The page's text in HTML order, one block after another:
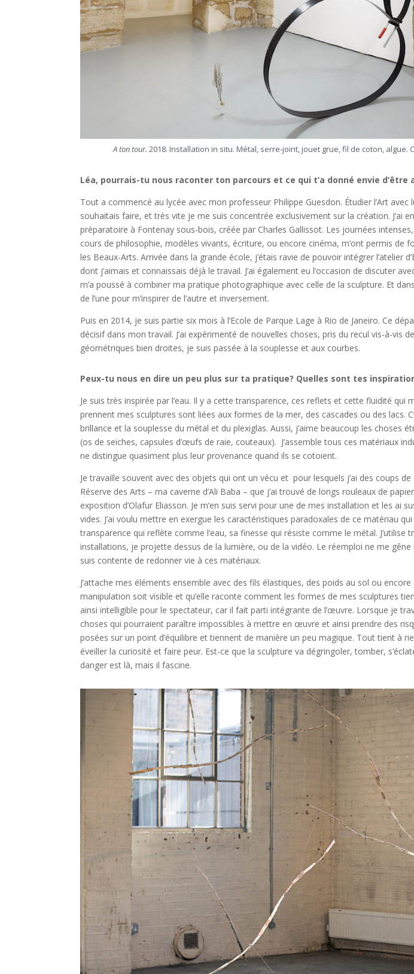
A ton tour. 2018. Installation in situ. Métal, serre-joint, jouet grue, fil de coton, algue.
Léa, pourrais-tu nous raconter ton parcours et ce qui t’a donné envie d’être
Tout a commencé au lycée avec mon professeur Philippe Guesdon. Étudier l’Art avec
souhaitais faire, et très vite je me suis concentrée exclusivement sur la création. J’ai
préparatoire à Fontenay sous-bois, créée par Charles Gallissot. Les journées
cours de philosophie, modèles vivants, écriture, ou encore cinéma, m’ont permis de
les Beaux-Arts. Arrivée dans la grande école, j’étais ravie de pouvoir intégrer l’atelier
dont j’aimais et connaissais déjà le travail. J’ai également eu l’occasion de discuter
m’a poussé à combiner ma pratique photographique avec celle de la sculpture. Et
de l’une pour m’inspirer de l’autre et inversement.
Puis en 2014, je suis partie six mois à l’Ecole de Parque Lage à Rio de Janeiro. Ce
décisif dans mon travail. J’ai expérimenté de nouvelles choses, pris du recul vis-à-vis
géométriques bien droites, je suis passée à la souplesse et aux courbes.
Peux-tu nous en dire un peu plus sur ta pratique? Quelles sont tes
Je suis très inspirée par l’eau. Il y a cette transparence, ces reflets et cette fluidité qui
prennent mes sculptures sont liées aux formes de la mer, des cascades ou des lacs.
brillance et la souplesse du métal et du plexiglas. Aussi, j’aime beaucoup les choses
(os de seiches, capsules d’œufs de raie, couteaux). J’assemble tous ces matériaux
ne distingue quasiment plus leur provenance quand ils se cotoient.
Je travaille souvent avec des objets qui ont un vécu et pour lesquels j’ai des coups
Réserve des Arts – ma caverne d’Ali Baba – que j’ai trouvé de longs rouleaux de
exposition d’Olafur Eliasson. Je m’en suis servi pour une de mes installation et les ai
vides. J’ai voulu mettre en exergue les caractéristiques paradoxales de ce matériau
transparence qui reflète comme l’eau, sa finesse qui résiste comme le métal. J’utilise
installations, je projette dessus de la lumière, ou de la vidéo. Le réemploi ne me
suis contente de redonner vie à ces matériaux.
J’attache mes éléments ensemble avec des fils élastiques, des poids au sol ou
manipulation soit visible et qu’elle raconte comment les formes de mes sculptures
ainsi intelligible pour le spectateur, car il fait parti intégrante de l’œuvre. Lorsque je
choses qui pourraient paraître impossibles à mettre en œuvre et ainsi prendre des
posées sur un point d’équilibre et tiennent de manière un peu magique. Tout tient à
éveiller la curiosité et faire peur. Est-ce que la sculpture va dégringoler, tomber,
danger est là, mais il fascine.